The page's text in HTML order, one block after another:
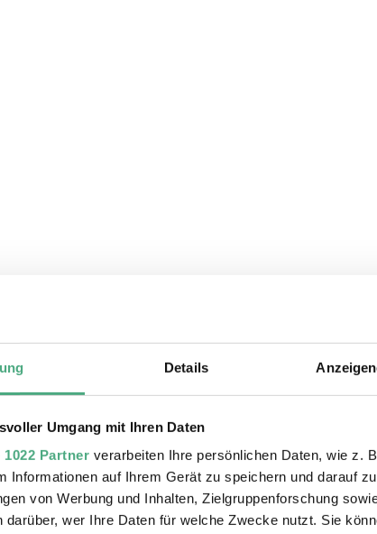
Details
Umgang mit Ihren Daten
1022 Partner verarbeiten Ihre persönlichen Daten, wie z.
Informationen auf Ihrem Gerät zu speichern und darauf
von Werbung und Inhalten, Zielgruppenforschung
darüber, wer Ihre Daten für welche Zwecke nutzt. Sie
Sie auch